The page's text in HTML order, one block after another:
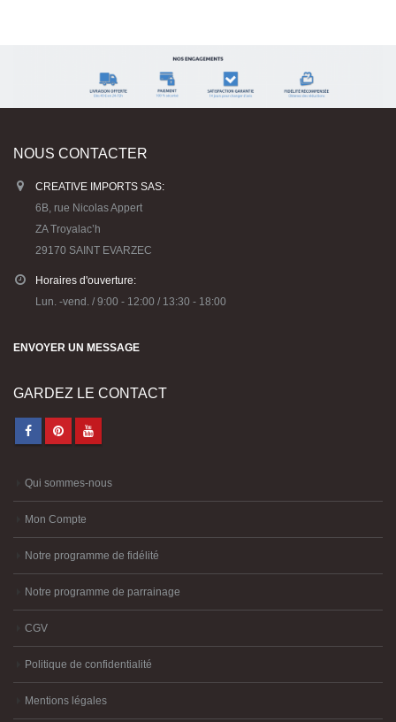
Montres Loomey Time pour bracelets
Rainbow Loom
Exclusivité : la montre Loomey Time qui s’adapte sur vos
Lire la suite
NOUS CONTACTER
CREATIVE IMPORTS SAS:
6B, rue Nicolas Appert
29170 SAINT EVARZEC
Lun. -vend. / 9:00 - 12:00 / 13:30 - 18:00
ENVOYER UN MESSAGE
GARDEZ LE CONTACT
Qui sommes-nous
Mon Compte
Notre programme de fidélité
Notre programme de parrainage